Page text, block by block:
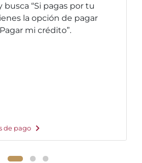
“Si pagas por tu
la opción de pagar
mi crédito”.
de pago